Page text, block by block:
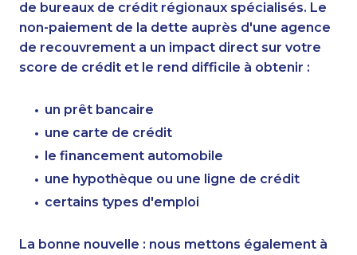
de bureaux de crédit régionaux spécialisés. Le
non-paiement de la dette auprès d'une agence
de recouvrement a un impact direct sur votre
score de crédit et le rend difficile à obtenir :
un prêt bancaire
une carte de crédit
le financement automobile
une hypothèque ou une ligne de crédit
certains types d'emploi
La bonne nouvelle : nous mettons également à